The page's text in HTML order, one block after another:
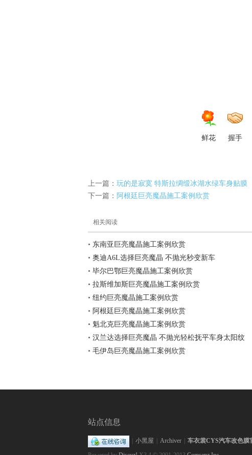
鲜花 握手
上一篇： 玩的是寂寞 特斯拉绸缎冰湖水绿车身贴膜
下一篇： 阿根廷巨亮魔晶施工案例欣赏
相关阅读
• 东南亚巨亮魔晶施工案例欣赏
• 奥迪A6L选择巨亮魔晶 不抛光秒变新车
• 毕尔巴鄂巨亮魔晶施工案例欣赏
• 拉斯维加斯巨亮魔晶施工案例欣赏
• 纽约巨亮魔晶施工案例欣赏
• 阿根廷巨亮魔晶施工案例欣赏
• 魁北克巨亮魔晶施工案例欣赏
• 汉兰达选择巨亮魔晶 不抛光轻松抚平车身太阳纹
• 毛伊岛巨亮魔晶施工案例欣赏
站点信息
小黑屋 Archiver 车衣裳CYS汽车改色膜